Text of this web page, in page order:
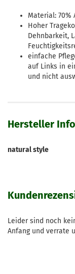
Material: 70%
Hoher
Dehnbarkeit,
einfache
auf Links in
und nicht
Hersteller
natural style
Leider sind noch
Anfang und verrate